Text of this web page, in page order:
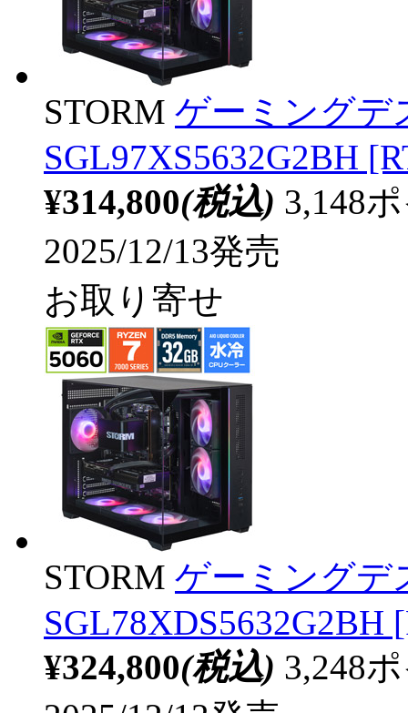
STORM ゲーミングデ
SGL97XS5632G2BH
¥314,800(税込) 3,148
2025/12/13発売
お取り寄せ
STORM ゲーミングデ
SGL78XDS5632G2BH
¥324,800(税込) 3,248